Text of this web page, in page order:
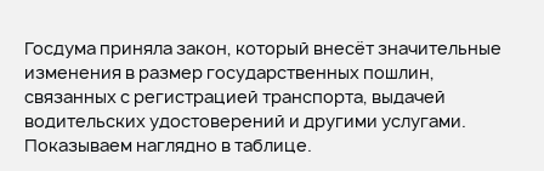
Госдума приняла закон, который внесёт значительные
изменения в размер государственных пошлин,
связанных с регистрацией транспорта, выдачей
водительских удостоверений и другими услугами.
Показываем наглядно в таблице.